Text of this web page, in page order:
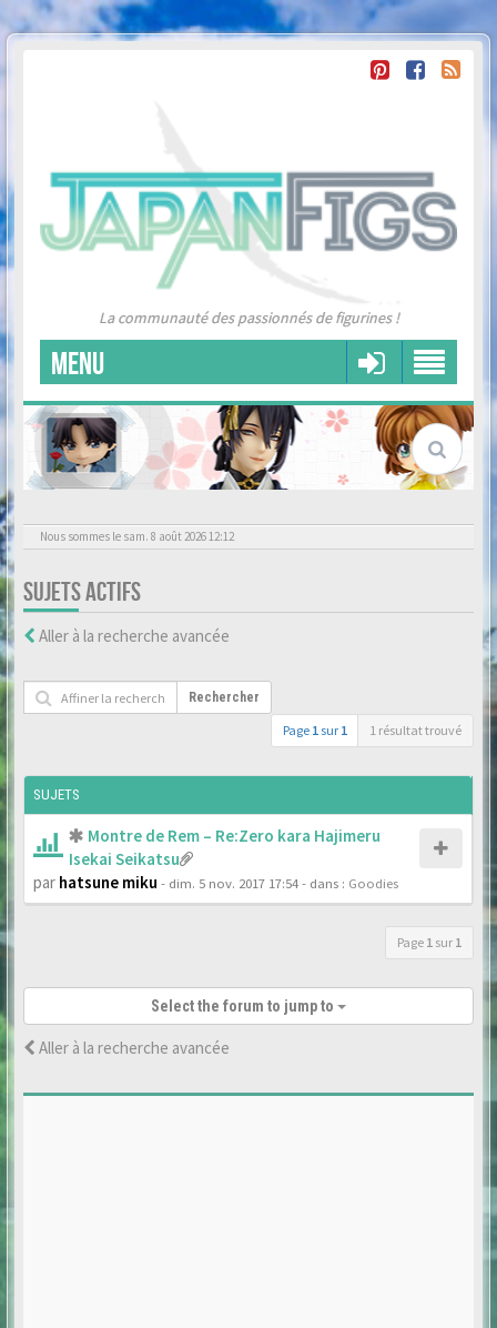
La communauté des passionnés de figurines !
MENU
Nous sommes le sam. 8 août 2026 12:12
SUJETS ACTIFS
Aller à la recherche avancée
Rechercher
Page 1 sur 1 1 résultat trouvé
SUJETS
Montre de Rem – Re:Zero kara Hajimeru
Isekai Seikatsu
par hatsune miku - dim. 5 nov. 2017 17:54- dans : Goodies
Page 1 sur 1
Select the forum to jump to
Aller à la recherche avancée